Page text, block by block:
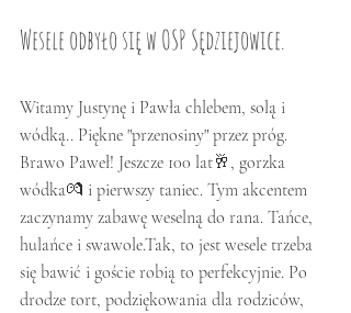
Wesele odbyło się w OSP Sędziejowice.
Witamy Justynę i Pawła chlebem, solą i
wódką.. Piękne "przenosiny" przez próg.
Brawo Paweł! Jeszcze 100 lat🥂, gorzka
wódka💏 i pierwszy taniec. Tym akcentem
zaczynamy zabawę weselną do rana. Tańce,
hulańce i swawole.Tak, to jest wesele trzeba
się bawić i goście robią to perfekcyjnie. Po
drodze tort, podziękowania dla rodziców,